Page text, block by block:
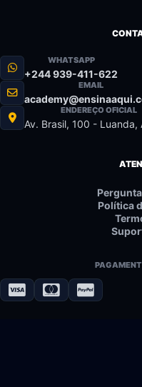
WHATSAPP
+244 939-411-622
EMAIL
ENDEREÇO OFICIAL
Av. Brasil, 100 - Luanda,
Política